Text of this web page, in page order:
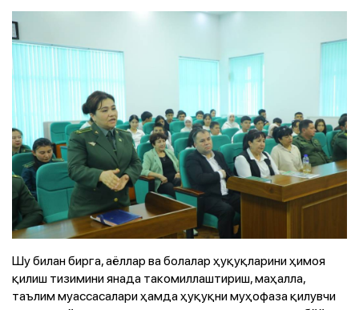
Шу билан бирга, аёллар ва болалар ҳуқуқларини ҳимоя
қилиш тизимини янада такомиллаштириш, маҳалла,
таълим муассасалари ҳамда ҳуқуқни муҳофаза қилувчи